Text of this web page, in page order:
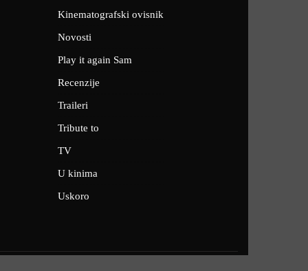
Kinematografski ovisnik
Novosti
Play it again Sam
Recenzije
Traileri
Tribute to
TV
U kinima
Uskoro